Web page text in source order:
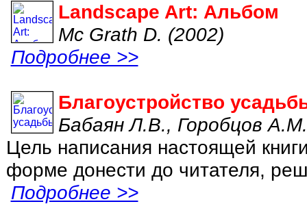
Landscape Art: Альбом
Mc Grath D. (2002)
Подробнее >>
Благоустройство
Бабаян Л.В., Горобцов
Цель написания настоящей
форме донести до читателя,
Подробнее >>